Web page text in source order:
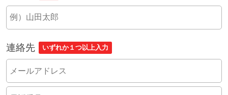
連絡先 いずれか１つ以上入力